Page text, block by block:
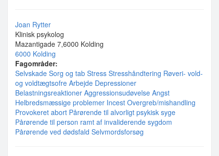
Joan Rytter
Klinisk psykolog
Mazantigade 7,6000 Kolding
6000 Kolding
Fagområder:
Selvskade Sorg og tab Stress Stresshåndtering Røveri- vold-
og voldtægtsofre Arbejde Depressioner
Belastningsreaktioner Aggressionsudøvelse Angst
Helbredsmæssige problemer Incest Overgreb/mishandling
Provokeret abort Pårørende til alvorligt psykisk syge
Pårørende til person ramt af invaliderende sygdom
Pårørende ved dødsfald Selvmordsforsøg